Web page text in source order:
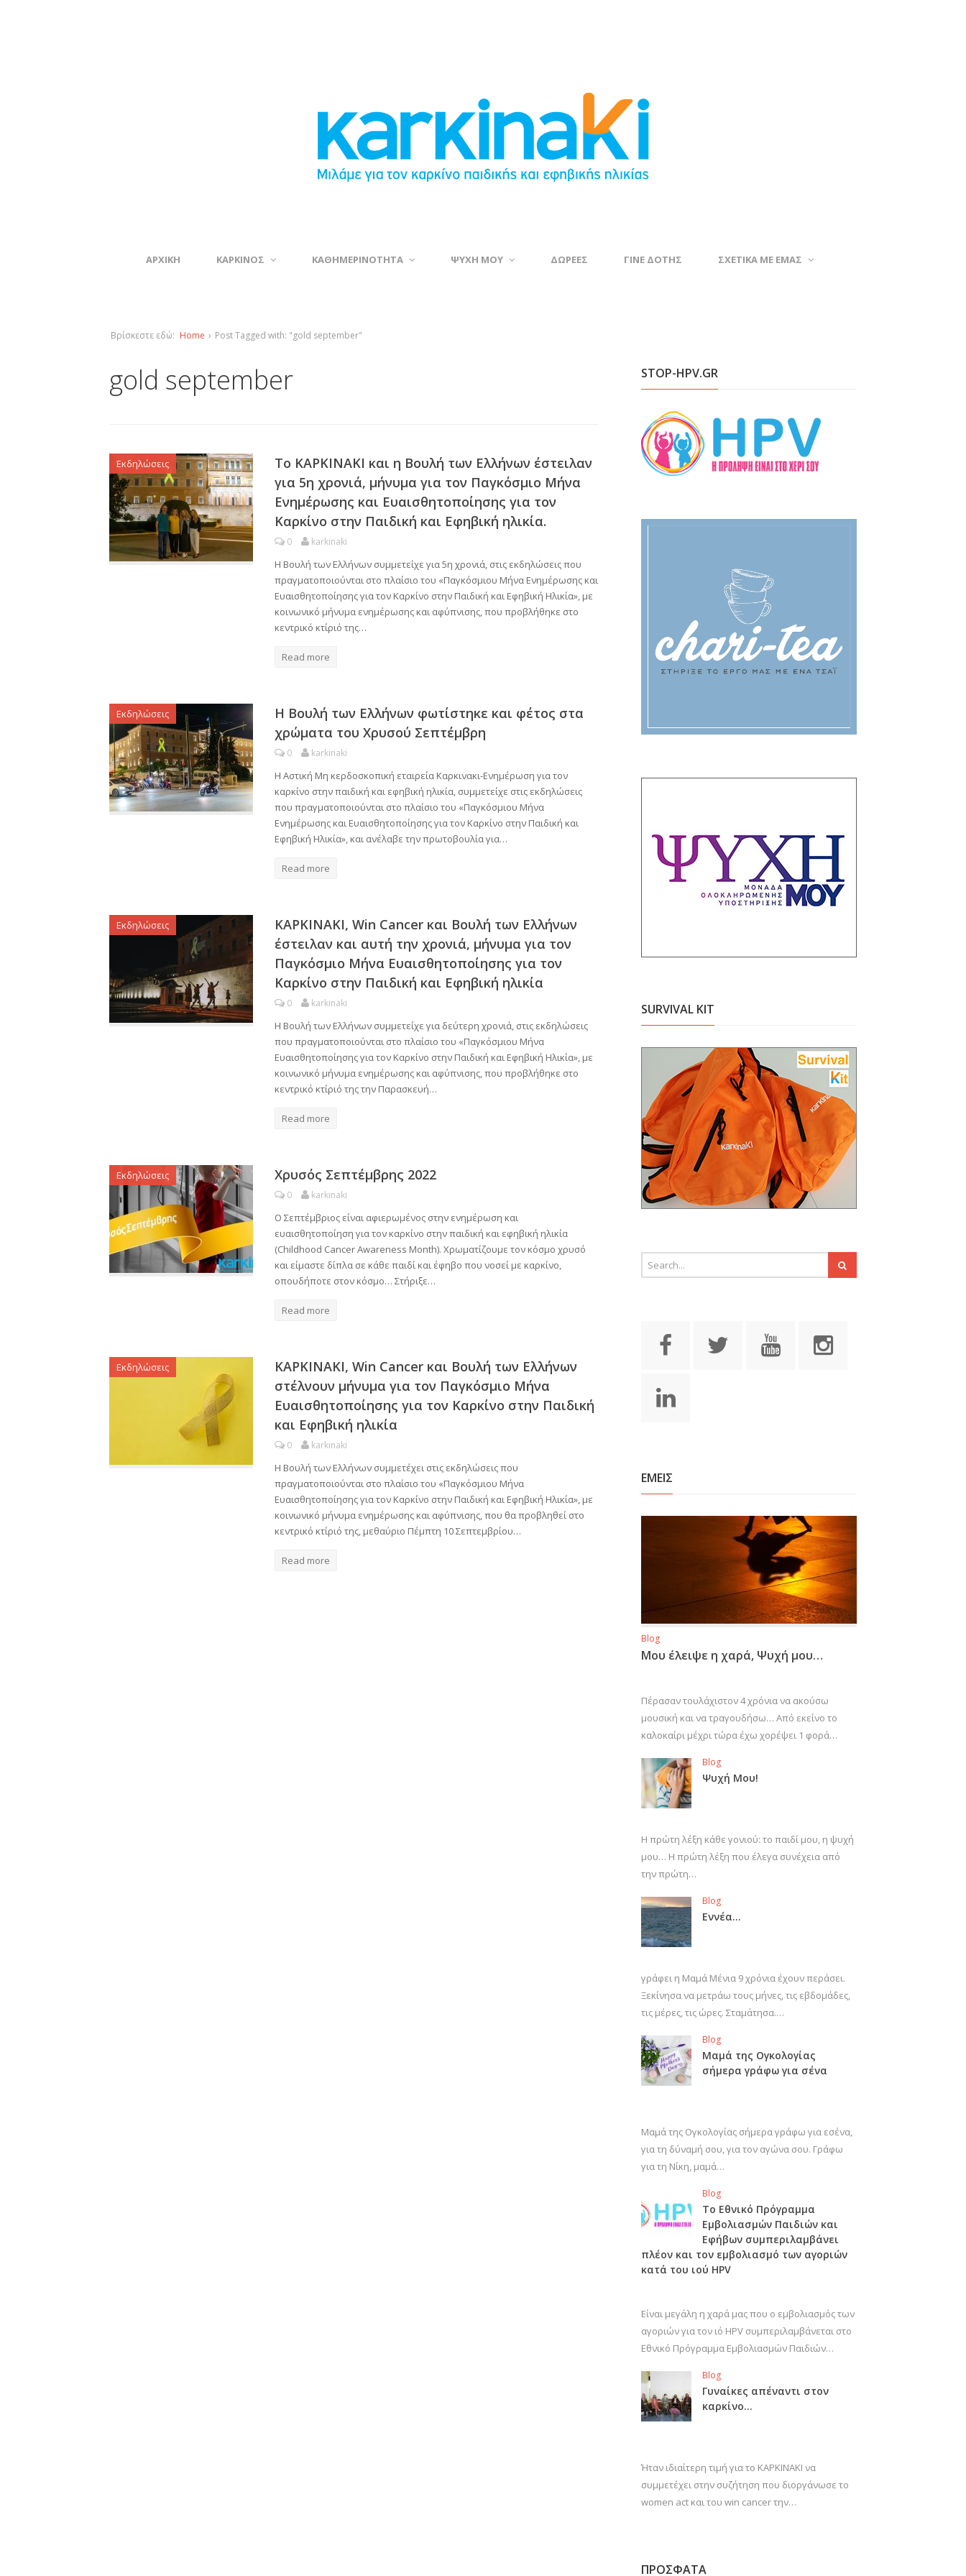
ΑΡΧΙΚΗ ΚΑΡΚΙΝΟΣ ΚΑΘΗΜΕΡΙΝΟΤΗΤΑ ΨΥΧΗ ΜΟΥ ΔΩΡΕΕΣ ΓΙΝΕ ΔΟΤΗΣ ΣΧΕΤΙΚΑ ΜΕ ΕΜΑΣ
Βρίσκεστε εδώ: Home › Post Tagged with: "gold september"
gold september
Εκδηλώσεις
Το ΚΑΡΚΙΝΑΚΙ και η Βουλή των Ελλήνων έστειλαν
για 5η χρονιά, μήνυμα για τον Παγκόσμιο Μήνα
Ενημέρωσης και Ευαισθητοποίησης για τον
Καρκίνο στην Παιδική και Εφηβική ηλικία.
0 karkinaki
Η Βουλή των Ελλήνων συμμετείχε για 5η χρονιά, στις εκδηλώσεις που
πραγματοποιούνται στο πλαίσιο του «Παγκόσμιου Μήνα Ενημέρωσης και
Ευαισθητοποίησης για τον Καρκίνο στην Παιδική και Εφηβική Ηλικία», με
κοινωνικό μήνυμα ενημέρωσης και αφύπνισης, που προβλήθηκε στο
κεντρικό κτίριό της…
Read more
Εκδηλώσεις
Η Βουλή των Ελλήνων φωτίστηκε και φέτος στα
χρώματα του Χρυσού Σεπτέμβρη
0 karkinaki
Η Αστική Μη κερδοσκοπική εταιρεία Καρκινακι-Ενημέρωση για τον
καρκίνο στην παιδική και εφηβική ηλικία, συμμετείχε στις εκδηλώσεις
που πραγματοποιούνται στο πλαίσιο του «Παγκόσμιου Μήνα
Ενημέρωσης και Ευαισθητοποίησης για τον Καρκίνο στην Παιδική και
Εφηβική Ηλικία», και ανέλαβε την πρωτοβουλία για…
Read more
Εκδηλώσεις
ΚΑΡΚΙΝΑΚΙ, Win Cancer και Βουλή των Ελλήνων
έστειλαν και αυτή την χρονιά, μήνυμα για τον
Παγκόσμιο Μήνα Ευαισθητοποίησης για τον
Καρκίνο στην Παιδική και Εφηβική ηλικία
0 karkinaki
Η Βουλή των Ελλήνων συμμετείχε για δεύτερη χρονιά, στις εκδηλώσεις
που πραγματοποιούνται στο πλαίσιο του «Παγκόσμιου Μήνα
Ευαισθητοποίησης για τον Καρκίνο στην Παιδική και Εφηβική Ηλικία», με
κοινωνικό μήνυμα ενημέρωσης και αφύπνισης, που προβλήθηκε στο
κεντρικό κτίριό της την Παρασκευή…
Read more
Εκδηλώσεις Χρυσός Σεπτέμβρης 2022
0 karkinaki
Ο Σεπτέμβριος είναι αφιερωμένος στην ενημέρωση και
ευαισθητοποίηση για τον καρκίνο στην παιδική και εφηβική ηλικία
(Childhood Cancer Awareness Month). Χρωματίζουμε τον κόσμο χρυσό
και είμαστε δίπλα σε κάθε παιδί και έφηβο που νοσεί με καρκίνο,
οπουδήποτε στον κόσμο… Στήριξε…
Read more
Εκδηλώσεις
ΚΑΡΚΙΝΑΚΙ, Win Cancer και Βουλή των Ελλήνων
στέλνουν μήνυμα για τον Παγκόσμιο Μήνα
Ευαισθητοποίησης για τον Καρκίνο στην Παιδική
και Εφηβική ηλικία
0 karkinaki
Η Βουλή των Ελλήνων συμμετέχει στις εκδηλώσεις που
πραγματοποιούνται στο πλαίσιο του «Παγκόσμιου Μήνα
Ευαισθητοποίησης για τον Καρκίνο στην Παιδική και Εφηβική Ηλικία», με
κοινωνικό μήνυμα ενημέρωσης και αφύπνισης, που θα προβληθεί στο
κεντρικό κτίριό της, μεθαύριο Πέμπτη 10 Σεπτεμβρίου…
Read more
STOP-HPV.GR
SURVIVAL KIT
ΕΜΕΙΣ
Blog
Μου έλειψε η χαρά, Ψυχή μου…
Πέρασαν τουλάχιστον 4 χρόνια να ακούσω
μουσική και να τραγουδήσω… Από εκείνο το
καλοκαίρι μέχρι τώρα έχω χορέψει 1 φορά…
Blog
Ψυχή Μου!
Η πρώτη λέξη κάθε γονιού: το παιδί μου, η ψυχή
μου… Η πρώτη λέξη που έλεγα συνέχεια από
την πρώτη…
Blog
Εννέα…
γράφει η Μαμά Μένια 9 χρόνια έχουν περάσει.
Ξεκίνησα να μετράω τους μήνες, τις εβδομάδες,
τις μέρες, τις ώρες. Σταμάτησα.…
Blog
Μαμά της Ογκολογίας
σήμερα γράφω για σένα
Μαμά της Ογκολογίας σήμερα γράφω για εσένα,
για τη δύναμή σου, για τον αγώνα σου. Γράφω
για τη Νίκη, μαμά…
Blog
Το Εθνικό Πρόγραμμα
Εμβολιασμών Παιδιών και
Εφήβων συμπεριλαμβάνει
πλέον και τον εμβολιασμό των αγοριών
κατά του ιού HPV
Είναι μεγάλη η χαρά μας που ο εμβολιασμός των
αγοριών για τον ιό HPV συμπεριλαμβάνεται στο
Εθνικό Πρόγραμμα Εμβολιασμών Παιδιών…
Blog
Γυναίκες απέναντι στον
καρκίνο…
Ήταν ιδιαίτερη τιμή για το ΚΑΡΚΙΝΑΚΙ να
συμμετέχει στην συζήτηση που διοργάνωσε το
women act και του win cancer την…
ΠΡΟΣΦΑΤΑ